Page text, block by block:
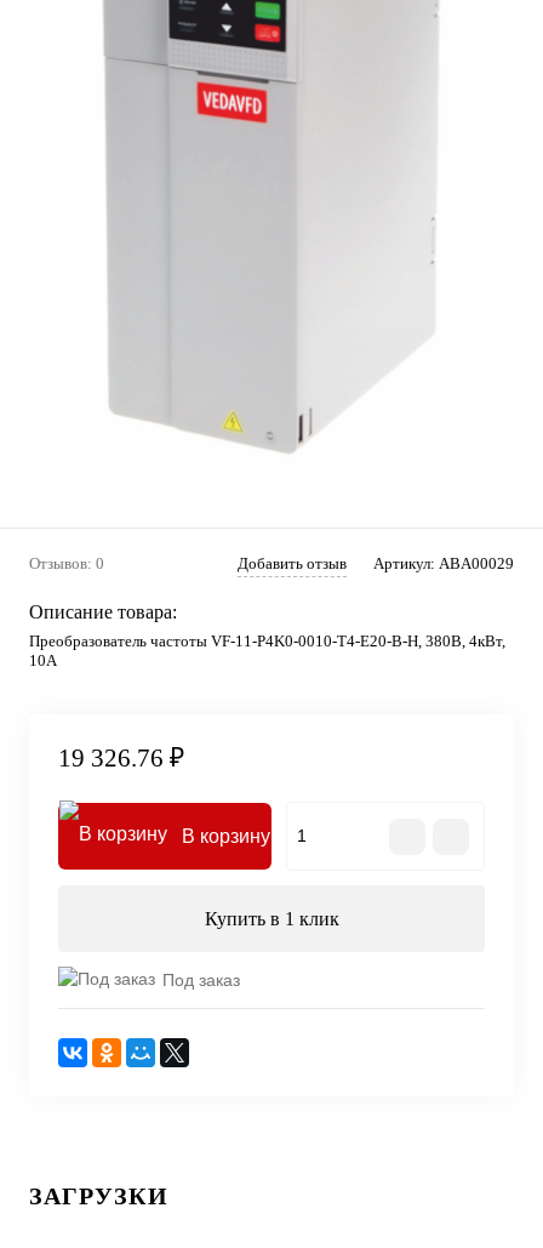
Отзывов: 0 Добавить отзыв Артикул: ABA00029
Описание товара:
Преобразователь частоты VF-11-P4K0-0010-T4-E20-B-H, 380В, 4кВт,
10А
19 326.76 ₽
В корзину
Купить в 1 клик
Под заказ
ЗАГРУЗКИ